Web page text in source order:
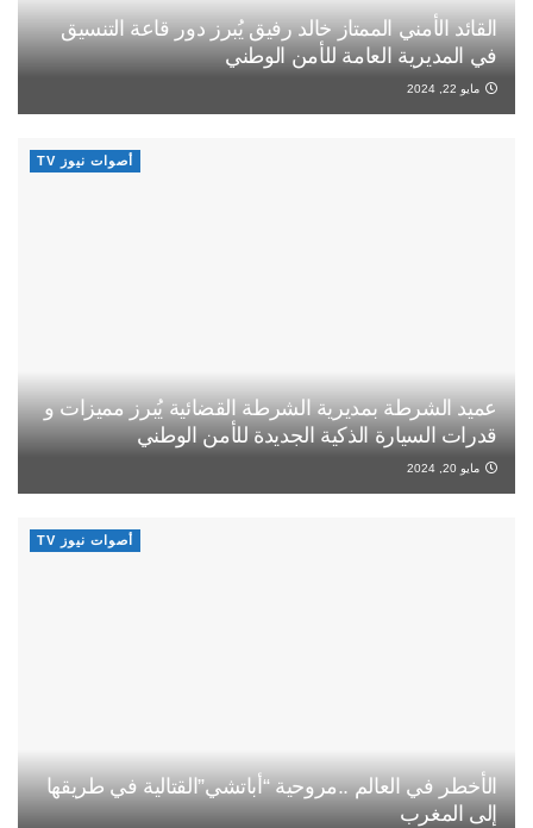
القائد الأمني الممتاز خالد رفيق يُبرز دور قاعة التنسيق
في المديرية العامة للأمن الوطني
مايو 22, 2024
أصوات نيوز TV
عميد الشرطة بمديرية الشرطة القضائية يُبرز مميزات و
قدرات السيارة الذكية الجديدة للأمن الوطني
مايو 20, 2024
أصوات نيوز TV
الأخطر في العالم ..مروحية “أباتشي”القتالية في طريقها
إلى المغرب